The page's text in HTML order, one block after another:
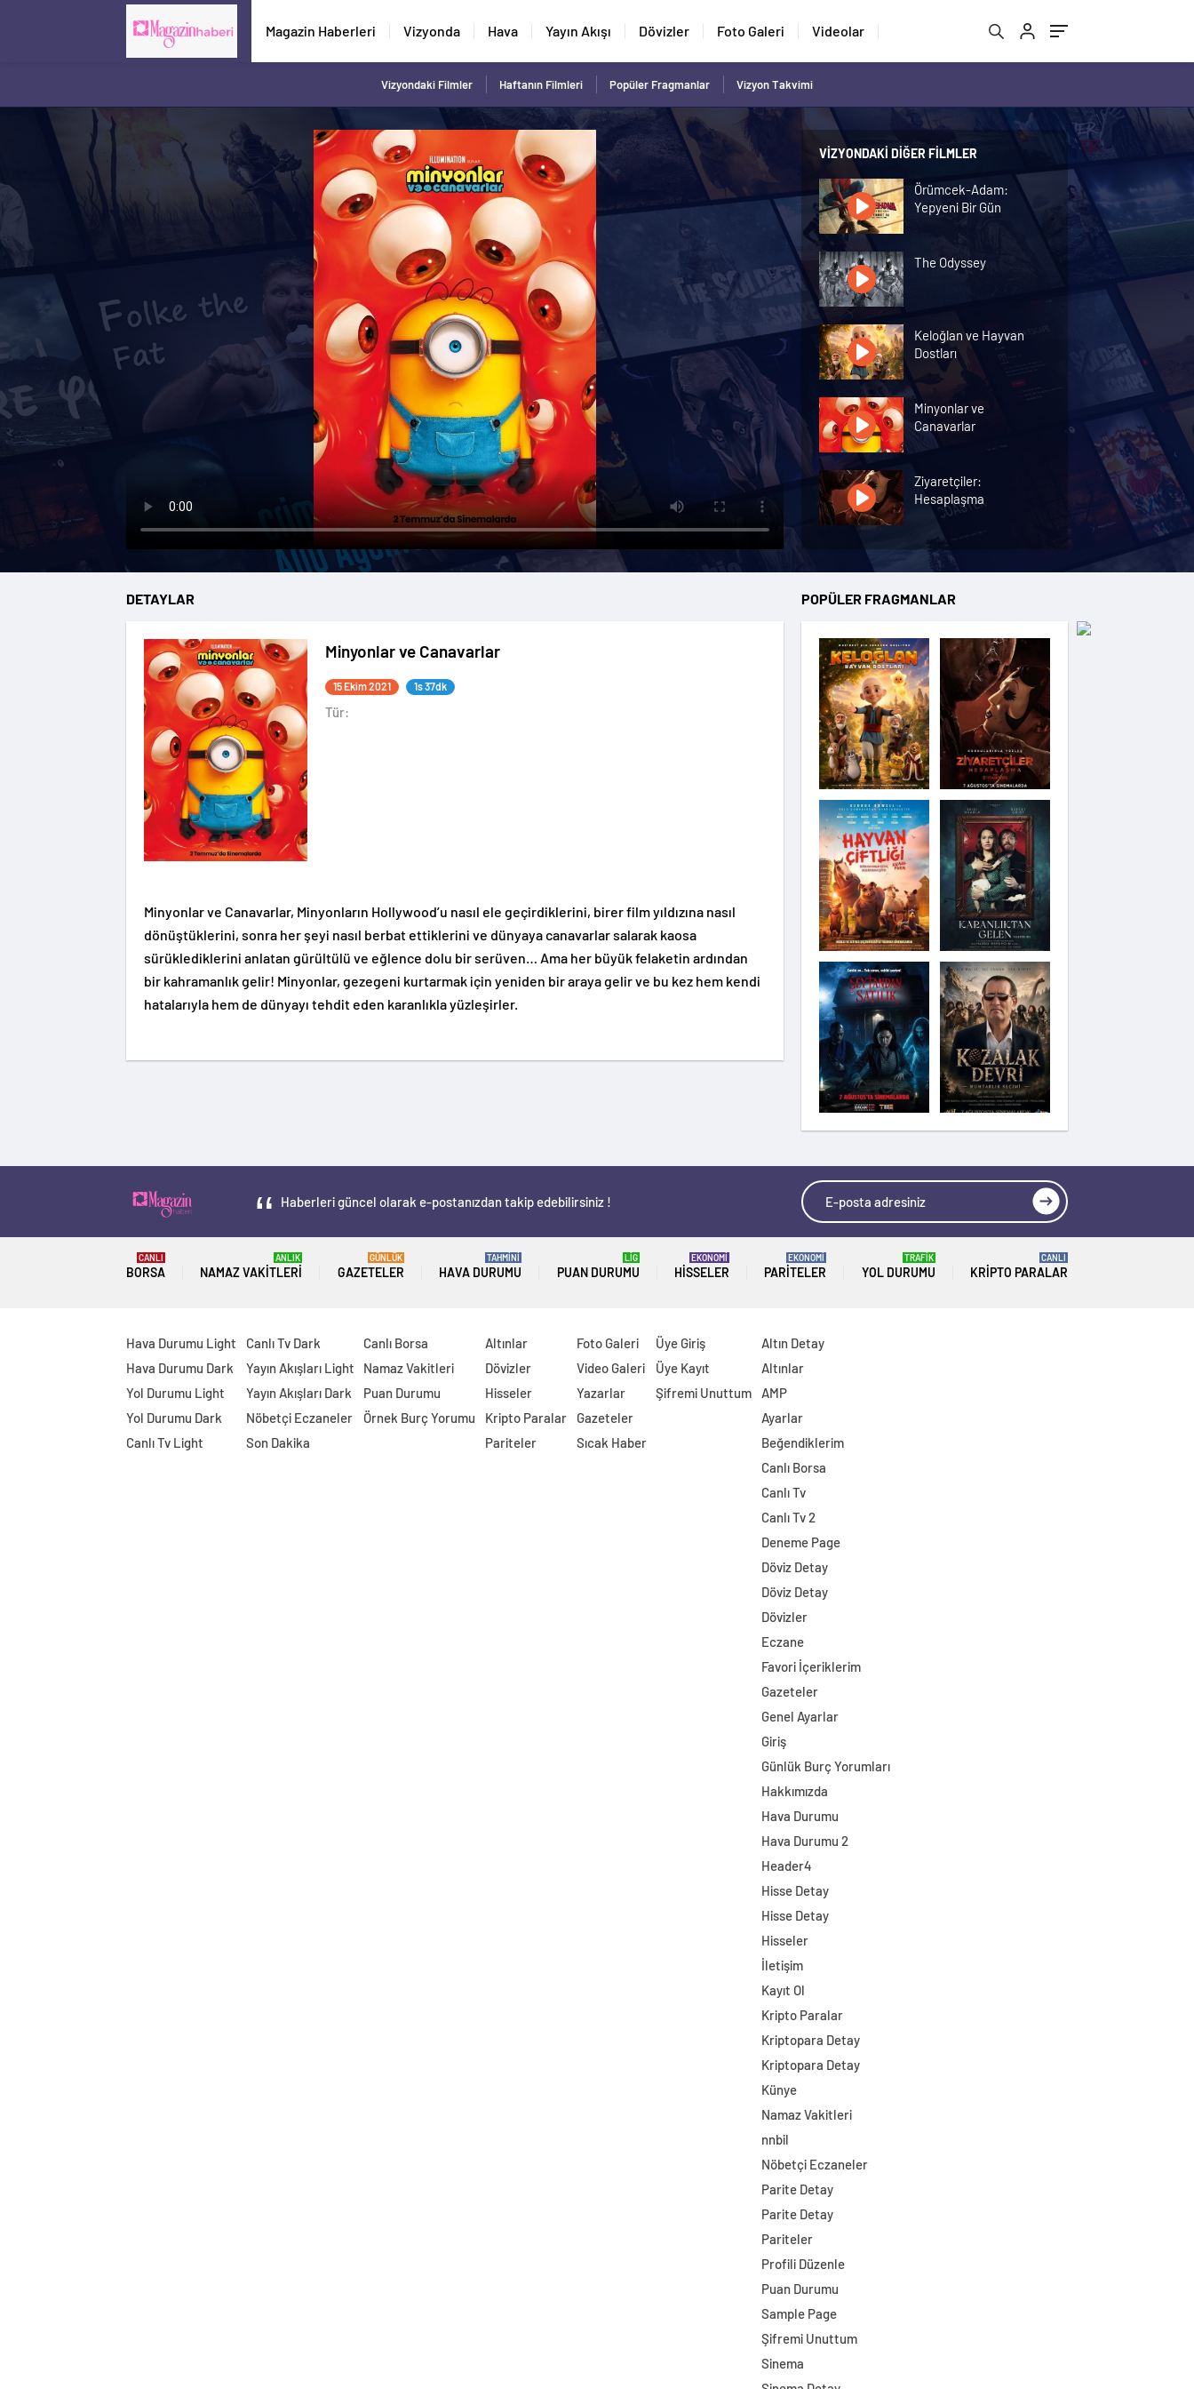
Magazin Haberleri Vizyonda Hava Yayın Akışı Dövizler Foto Galeri Videolar
Vizyondaki Filmler Haftanın Filmleri Popüler Fragmanlar Vizyon Takvimi
VIZYONDAKI DIĞER FILMLER
Örümcek-Adam:
Yepyeni Bir Gün
The Odyssey
Keloğlan ve Hayvan
Dostları
Minyonlar ve
Canavarlar
Ziyaretçiler:
Hesaplaşma
Nasreddin Hoca:
Zaman Yolcusu 4
Hayvan Çiftliği
Karanlıktan Gelen
Şeytandan Satılık
Kozalak Devri
Moana
DETAYLAR
Minyonlar ve Canavarlar
15 Ekim 2021 1s 37dk
Tür:
Minyonlar ve Canavarlar, Minyonların Hollywood’u nasıl ele geçirdiklerini, birer film yıldızına nasıl
dönüştüklerini, sonra her şeyi nasıl berbat ettiklerini ve dünyaya canavarlar salarak kaosa
sürüklediklerini anlatan gürültülü ve eğlence dolu bir serüven… Ama her büyük felaketin ardından
bir kahramanlık gelir! Minyonlar, gezegeni kurtarmak için yeniden bir araya gelir ve bu kez hem kendi
hatalarıyla hem de dünyayı tehdit eden karanlıkla yüzleşirler.
POPÜLER FRAGMANLAR
Haberleri güncel olarak e-postanızdan takip edebilirsiniz !
BORSA
CANLI
NAMAZ VAKITLERI
ANLIK
GAZETELER
GÜNLÜK
HAVA DURUMU
TAHMİNİ
PUAN DURUMU
LİG
HISSELER
EKONOMİ
PARITELER
EKONOMİ
YOL DURUMU
TRAFİK
KRIPTO PARALAR
CANLI
Hava Durumu Light
Hava Durumu Dark
Yol Durumu Light
Yol Durumu Dark
Canlı Tv Light
Canlı Tv Dark
Yayın Akışları Light
Yayın Akışları Dark
Nöbetçi Eczaneler
Son Dakika
Canlı Borsa
Namaz Vakitleri
Puan Durumu
Örnek Burç Yorumu
Altınlar
Dövizler
Hisseler
Kripto Paralar
Pariteler
Foto Galeri
Video Galeri
Yazarlar
Gazeteler
Sıcak Haber
Üye Giriş
Üye Kayıt
Şifremi Unuttum
Altın Detay
Altınlar
AMP
Ayarlar
Beğendiklerim
Canlı Borsa
Canlı Tv
Canlı Tv 2
Deneme Page
Döviz Detay
Döviz Detay
Dövizler
Eczane
Favori İçeriklerim
Gazeteler
Genel Ayarlar
Giriş
Günlük Burç Yorumları
Hakkımızda
Hava Durumu
Hava Durumu 2
Header4
Hisse Detay
Hisse Detay
Hisseler
İletişim
Kayıt Ol
Kripto Paralar
Kriptopara Detay
Kriptopara Detay
Künye
Namaz Vakitleri
nnbil
Nöbetçi Eczaneler
Parite Detay
Parite Detay
Pariteler
Profili Düzenle
Puan Durumu
Sample Page
Şifremi Unuttum
Sinema